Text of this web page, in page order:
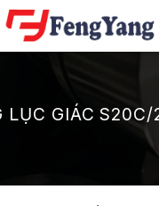
LỤC GIÁC